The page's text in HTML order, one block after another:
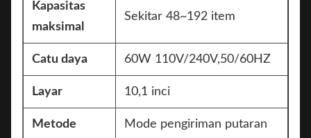
Kapasitas
maksimal
Sekitar 48~192 item
Catu daya 60W 110V/240V,50/60HZ
Layar 10,1 inci
Metode
Mode pengiriman putaran